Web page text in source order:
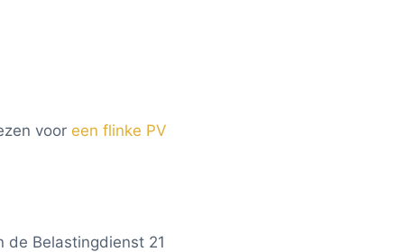
voor een flinke PV
Belastingdienst 21